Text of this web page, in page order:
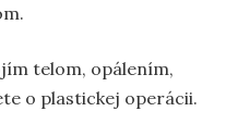
telom, opálením,
o plastickej operácii.